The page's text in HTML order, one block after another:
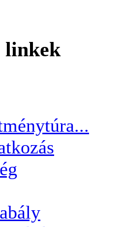
linkek